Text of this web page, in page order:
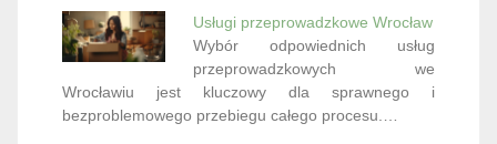
Usługi przeprowadzkowe Wrocław
Wybór odpowiednich usług
przeprowadzkowych we
Wrocławiu jest kluczowy dla sprawnego i
bezproblemowego przebiegu całego procesu.…